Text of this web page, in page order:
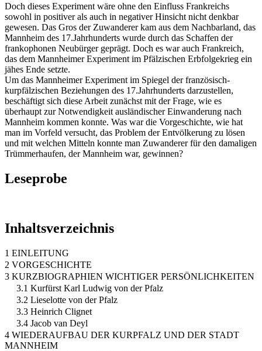
Doch dieses Experiment wäre ohne den Einfluss Frankreichs
sowohl in positiver als auch in negativer Hinsicht nicht denkbar
gewesen. Das Gros der Zuwanderer kam aus dem Nachbarland, das
Mannheim des 17.Jahrhunderts wurde durch das Schaffen der
frankophonen Neubürger geprägt. Doch es war auch Frankreich,
das dem Mannheimer Experiment im Pfälzischen Erbfolgekrieg ein
jähes Ende setzte.
Um das Mannheimer Experiment im Spiegel der französisch-
kurpfälzischen Beziehungen des 17.Jahrhunderts darzustellen,
beschäftigt sich diese Arbeit zunächst mit der Frage, wie es
überhaupt zur Notwendigkeit ausländischer Einwanderung nach
Mannheim kommen konnte. Was war die Vorgeschichte, wie hat
man im Vorfeld versucht, das Problem der Entvölkerung zu lösen
und mit welchen Mitteln konnte man Zuwanderer für den damaligen
Trümmerhaufen, der Mannheim war, gewinnen?
Leseprobe
Inhaltsverzeichnis
1 EINLEITUNG
2 VORGESCHICHTE
3 KURZBIOGRAPHIEN WICHTIGER PERSÖNLICHKEITEN
3.1 Kurfürst Karl Ludwig von der Pfalz
3.2 Lieselotte von der Pfalz
3.3 Heinrich Clignet
3.4 Jacob van Deyl
4 WIEDERAUFBAU DER KURPFALZ UND DER STADT
MANNHEIM